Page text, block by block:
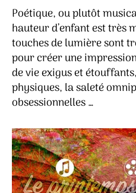
Poétique, ou plutôt
hauteur d’enfant est très
touches de lumière sont
pour créer une
de vie exigus et
physiques, la saleté
obsessionnelles …